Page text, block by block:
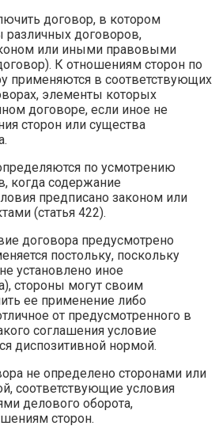
договор, в котором
различных договоров,
или иными правовыми
К отношениям сторон по
применяются в соответствующих
элементы которых
договоре, если иное не
сторон или существа
по усмотрению
когда содержание
предписано законом или
(статья 422).
договора предусмотрено
постольку, поскольку
установлено иное
стороны могут своим
ее применение либо
от предусмотренного в
соглашения условие
диспозитивной нормой.
не определено сторонами или
соответствующие условия
делового оборота,
сторон.